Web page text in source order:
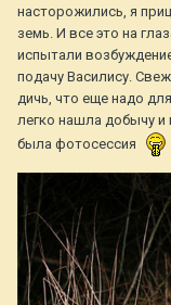
насторожились, я
земь. И все это на
испытали
подачу Василису.
дичь, что еще надо
легко нашла добычу и
была фотосессия